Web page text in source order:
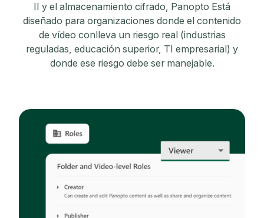
II y el almacenamiento cifrado, Panopto Está
diseñado para organizaciones donde el contenido
de vídeo conlleva un riesgo real (industrias
reguladas, educación superior, TI empresarial) y
donde ese riesgo debe ser manejable.